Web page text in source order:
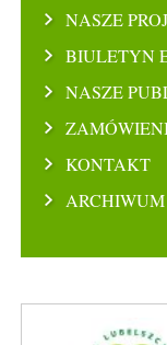
NASZE
BIULETYN
NASZE
KONTAKT
ARCHIWUM